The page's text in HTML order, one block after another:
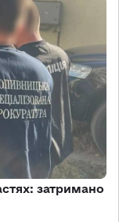
затримано